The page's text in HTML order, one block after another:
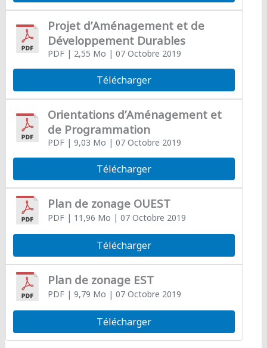
Projet d’Aménagement et de
Développement Durables
PDF| 2,55 Mo | 07 Octobre 2019
Télécharger
Orientations d’Aménagement et
de Programmation
PDF| 9,03 Mo | 07 Octobre 2019
Télécharger
Plan de zonage OUEST
PDF| 11,96 Mo | 07 Octobre 2019
Télécharger
Plan de zonage EST
PDF| 9,79 Mo | 07 Octobre 2019
Télécharger